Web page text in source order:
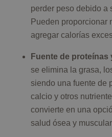
perder peso debido a
Pueden proporcionar
agregar calorías
Fuente de
se elimina la grasa,
siendo una fuente de
calcio y otros
convierte en una
salud ósea y